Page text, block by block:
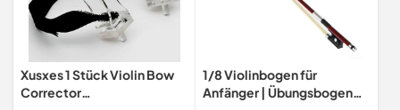
Xusxes 1 Stück Violin Bow
Corrector
1/8 Violinbogen für
Anfänger | Übungsbogen